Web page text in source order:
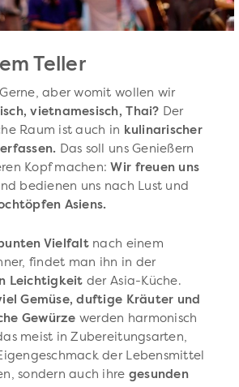
Teller
aber womit wollen wir
vietnamesisch, Thai? Der
Raum ist auch in kulinarischer
Das soll uns Genießern
Kopf machen: Wir freuen uns
bedienen uns nach Lust und
Asiens.
Vielfaltnach einem
findet man ihn in der
Leichtigkeit der Asia-Küche.
Gemüse, duftige Kräuter und
Gewürze werden harmonisch
meist in Zubereitungsarten,
der Lebensmittel
sondern auch ihre gesunden